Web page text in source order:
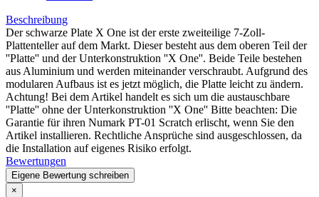
Beschreibung
Der schwarze Plate X One ist der erste zweiteilige 7-Zoll-
Plattenteller auf dem Markt. Dieser besteht aus dem oberen Teil der
''Platte'' und der Unterkonstruktion ''X One''. Beide Teile bestehen
aus Aluminium und werden miteinander verschraubt. Aufgrund des
modularen Aufbaus ist es jetzt möglich, die Platte leicht zu ändern.
Achtung! Bei dem Artikel handelt es sich um die austauschbare
''Platte'' ohne der Unterkonstruktion ''X One'' Bitte beachten: Die
Garantie für ihren Numark PT-01 Scratch erlischt, wenn Sie den
Artikel installieren. Rechtliche Ansprüche sind ausgeschlossen, da
die Installation auf eigenes Risiko erfolgt.
Bewertungen
Eigene Bewertung schreiben
×